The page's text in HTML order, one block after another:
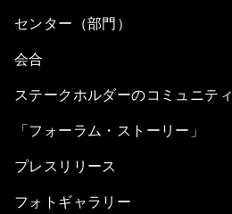
センター（部門）
会合
ステークホルダーのコミュニティ
「フォーラム・ストーリー」
プレスリリース
フォトギャラリー